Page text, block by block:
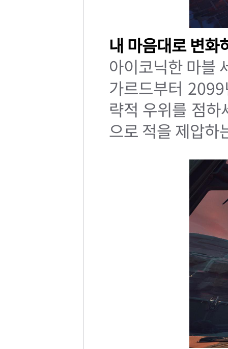
내 마음대로 변화
아이코닉한 마블
가르드부터
략적 우위를 점
으로 적을 제압하